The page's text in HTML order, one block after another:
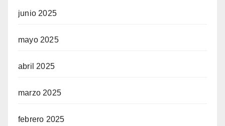
junio 2025
mayo 2025
abril 2025
marzo 2025
febrero 2025